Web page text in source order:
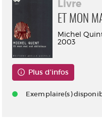
Livre
ET MON
Michel
2003
Plus d'infos
Exemplaire(s)